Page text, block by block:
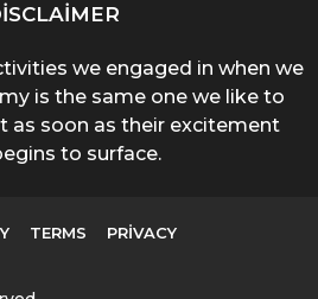
we engaged in when we
is the same one we like to
as soon as their excitement
to surface.
TERMS
PRIVACY